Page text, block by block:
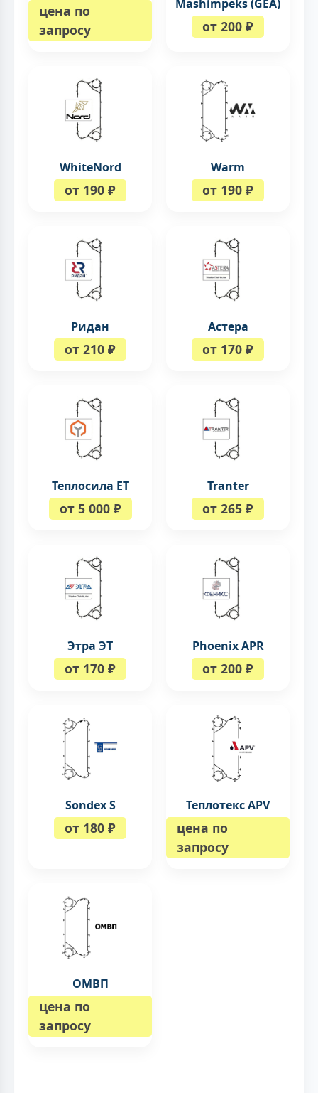
цена по
запросу
Mashimpeks (GEA)
от 200 ₽
WhiteNord
от 190 ₽
Warm
от 190 ₽
Ридан
от 210 ₽
Астера
от 170 ₽
Теплосила ЕТ
от 5 000 ₽
Tranter
от 265 ₽
Этра ЭТ
от 170 ₽
Phoenix APR
от 200 ₽
Sondex S
от 180 ₽
Теплотекс APV
цена по
запросу
ОМВП
цена по
запросу